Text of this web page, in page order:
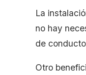
La
no hay
de
Otro